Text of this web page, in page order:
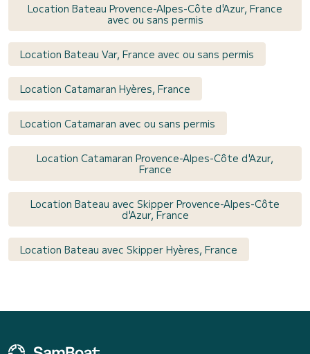
Location Bateau Provence-Alpes-Côte d'Azur, France
avec ou sans permis
Location Bateau Var, France avec ou sans permis
Location Catamaran Hyères, France
Location Catamaran avec ou sans permis
Location Catamaran Provence-Alpes-Côte d'Azur,
France
Location Bateau avec Skipper Provence-Alpes-Côte
d'Azur, France
Location Bateau avec Skipper Hyères, France